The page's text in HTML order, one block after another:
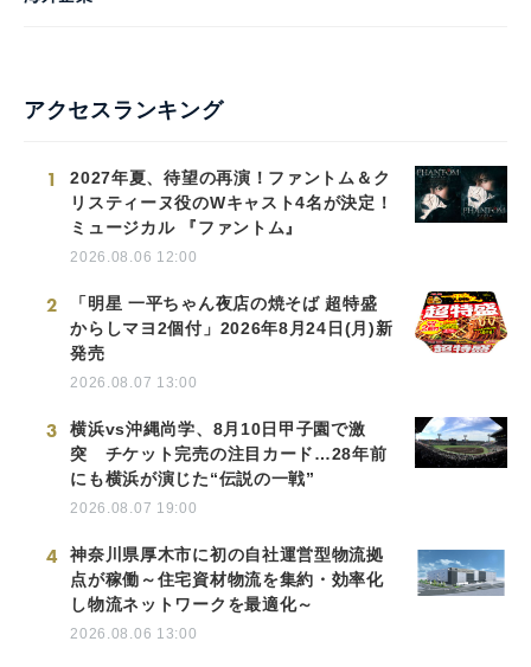
アクセスランキング
1
2027年夏、待望の再演！ファントム＆ク
リスティーヌ役のWキャスト4名が決定！
ミュージカル 『ファントム』
2026.08.06 12:00
2
「明星 一平ちゃん夜店の焼そば 超特盛
からしマヨ2個付」2026年8月24日(月)新
発売
2026.08.07 13:00
3
横浜vs沖縄尚学、8月10日甲子園で激
突 チケット完売の注目カード…28年前
にも横浜が演じた“伝説の一戦”
2026.08.07 19:00
4
神奈川県厚木市に初の自社運営型物流拠
点が稼働～住宅資材物流を集約・効率化
し物流ネットワークを最適化～
2026.08.06 13:00